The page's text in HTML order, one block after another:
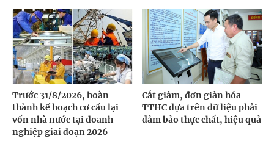
Trước 31/8/2026, hoàn
thành kế hoạch cơ cấu lại
vốn nhà nước tại doanh
nghiệp giai đoạn 2026-
Cắt giảm, đơn giản hóa
TTHC dựa trên dữ liệu phải
đảm bảo thực chất, hiệu quả